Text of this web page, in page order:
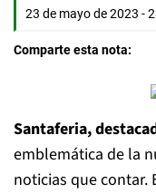
23 de mayo de 2023 -
Comparte esta nota:
Santaferia,
emblemática de la
noticias que contar.